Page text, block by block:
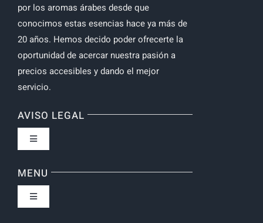
por los aromas árabes desde que
conocimos estas esencias hace ya más de
20 años. Hemos decido poder ofrecerte la
oportunidad de acercar nuestra pasión a
precios accesibles y dando el mejor
servicio.
AVISO LEGAL
Toggle
Política de privacidad
MENU
Toggle